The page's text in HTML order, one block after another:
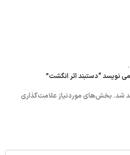
نویسد “دستبند اثر انگشت”
شد. بخش‌های موردنیاز علامت‌گذاری